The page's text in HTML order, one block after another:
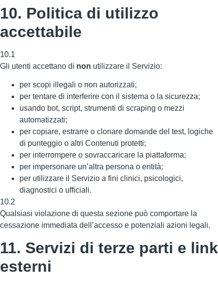
10. Politica di utilizzo
accettabile
10.1
Gli utenti accettano di non utilizzare il Servizio:
per scopi illegali o non autorizzati;
per tentare di interferire con il sistema o la sicurezza;
usando bot, script, strumenti di scraping o mezzi
automatizzati;
per copiare, estrarre o clonare domande del test, logiche
di punteggio o altri Contenuti protetti;
per interrompere o sovraccaricare la piattaforma;
per impersonare un’altra persona o entità;
per utilizzare il Servizio a fini clinici, psicologici,
diagnostici o ufficiali.
10.2
Qualsiasi violazione di questa sezione può comportare la
cessazione immediata dell’accesso e potenziali azioni legali.
11. Servizi di terze parti e link
esterni